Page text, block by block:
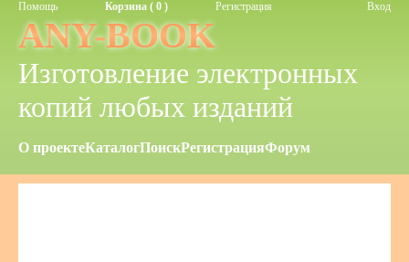
Помощь Корзина ( 0 ) Регистрация Вход
ANY-BOOK
Изготовление электронных
копий любых изданий
О проектеКаталогПоискРегистрацияФорум